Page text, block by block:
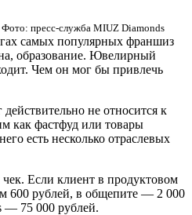
пресс-служба MIUZ Diamonds
самых популярных франшиз
образование. Ювелирный
Чем он мог бы привлечь
не относится к
как фастфуд или товары
есть несколько отраслевых
Если клиент в продуктовом
600 рублей, в общепите — 2 000
— 75 000 рублей.